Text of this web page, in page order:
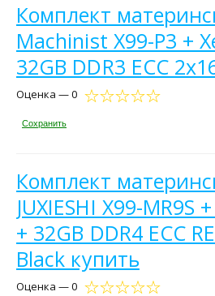
Комплект
Machinist X99-P3 +
32GB DDR3 ECC
Оценка — 0
Сохранить
Комплект
JUXIESHI X99-MR9S
+ 32GB DDR4 ECC
Black купить
Оценка — 0